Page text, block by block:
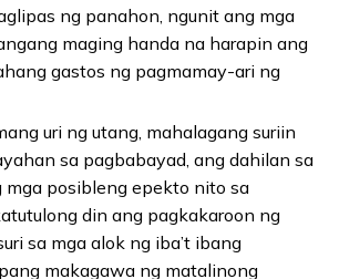
ng panahon, ngunit ang mga
maging handa na harapin ang
gastos ng pagmamay-ari ng
uri ng utang, mahalagang suriin
sa pagbabayad, ang dahilan sa
mga posibleng epekto nito sa
din ang pagkakaroon ng
sa mga alok ng iba’t ibang
makagawa ng matalinong